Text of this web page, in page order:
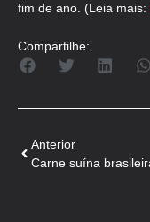
fim de ano. (Leia mais:
Compartilhe:
Anterior